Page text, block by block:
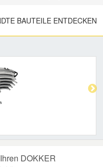
BAUTEILE ENTDECKEN
DOKKER